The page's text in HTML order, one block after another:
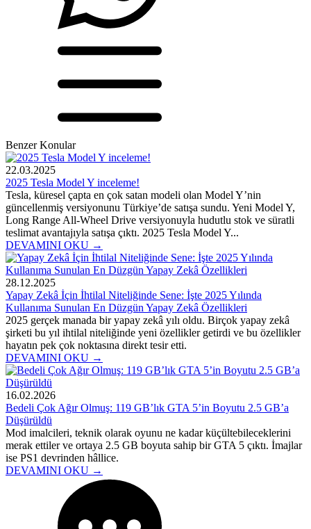
Benzer Konular
22.03.2025
2025 Tesla Model Y inceleme!
Tesla, küresel çapta en çok satan modeli olan Model Y’nin
güncellenmiş versiyonunu Türkiye’de satışa sundu. Yeni Model Y,
Long Range All-Wheel Drive versiyonuyla hudutlu stok ve süratli
teslimat avantajıyla satışa çıktı. 2025 Tesla Model Y...
DEVAMINI OKU →
28.12.2025
Yapay Zekâ İçin İhtilal Niteliğinde Sene: İşte 2025 Yılında
Kullanıma Sunulan En Düzgün Yapay Zekâ Özellikleri
2025 gerçek manada bir yapay zekâ yılı oldu. Birçok yapay zekâ
şirketi bu yıl ihtilal niteliğinde yeni özellikler getirdi ve bu özellikler
hayatın pek çok noktasına direkt tesir etti.
DEVAMINI OKU →
16.02.2026
Bedeli Çok Ağır Olmuş: 119 GB’lık GTA 5’in Boyutu 2.5 GB’a
Düşürüldü
Mod imalcileri, teknik olarak oyunu ne kadar küçültebileceklerini
merak ettiler ve ortaya 2.5 GB boyuta sahip bir GTA 5 çıktı. İmajlar
ise PS1 devrinden hâllice.
DEVAMINI OKU →